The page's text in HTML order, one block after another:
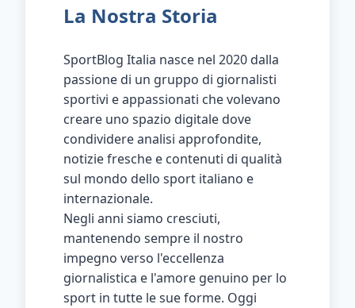
La Nostra Storia
SportBlog Italia nasce nel 2020 dalla
passione di un gruppo di giornalisti
sportivi e appassionati che volevano
creare uno spazio digitale dove
condividere analisi approfondite,
notizie fresche e contenuti di qualità
sul mondo dello sport italiano e
internazionale.
Negli anni siamo cresciuti,
mantenendo sempre il nostro
impegno verso l'eccellenza
giornalistica e l'amore genuino per lo
sport in tutte le sue forme. Oggi